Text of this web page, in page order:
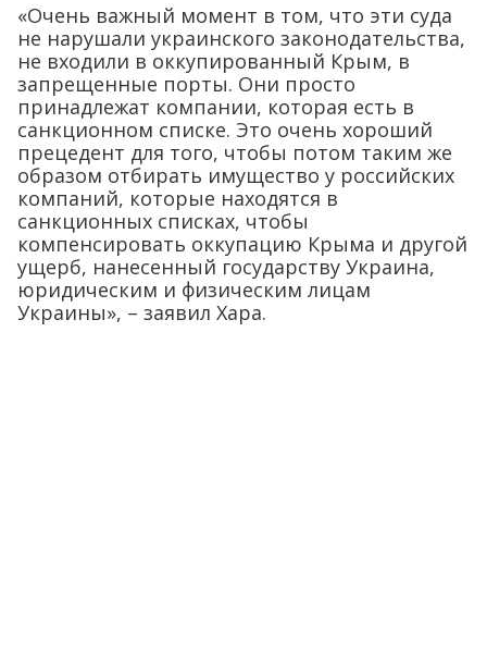
«Очень важный момент в том, что эти суда
не нарушали украинского законодательства,
не входили в оккупированный Крым, в
запрещенные порты. Они просто
принадлежат компании, которая есть в
санкционном списке. Это очень хороший
прецедент для того, чтобы потом таким же
образом отбирать имущество у российских
компаний, которые находятся в
санкционных списках, чтобы
компенсировать оккупацию Крыма и другой
ущерб, нанесенный государству Украина,
юридическим и физическим лицам
Украины», – заявил Хара.